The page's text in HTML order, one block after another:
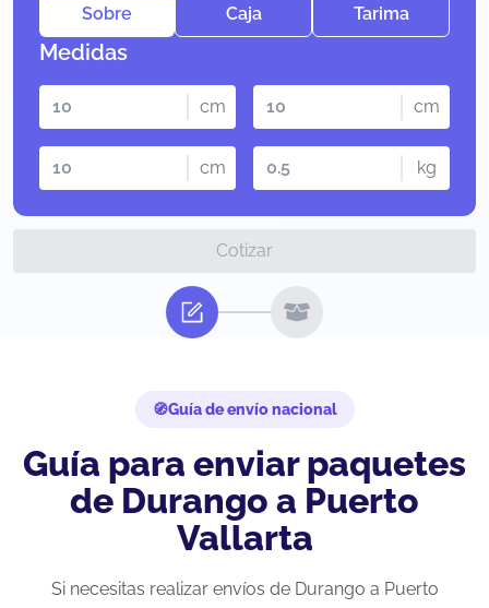
Sobre Caja Tarima
Medidas
cm cm
cm kg
Cotizar
Guía de envío nacional
Guía para enviar paquetes
de Durango a Puerto
Vallarta
Si necesitas realizar envíos de Durango a Puerto